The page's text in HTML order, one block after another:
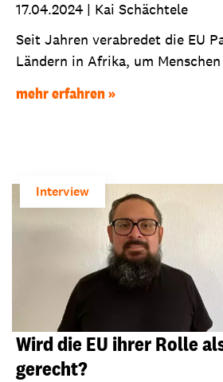
17.04.2024 | Kai Schächtele
Seit Jahren verabredet die EU
Ländern in Afrika, um
mehr erfahren
Interview
Wird die EU ihrer Rolle
gerecht?